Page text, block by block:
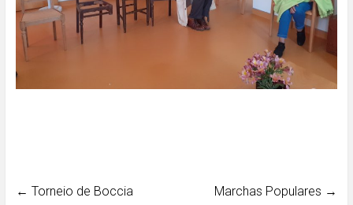
← Torneio de Boccia Marchas Populares →